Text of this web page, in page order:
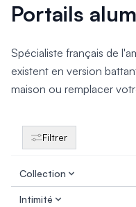
Produits > Portails >
Produits > Portails >
Produits > Portails >
Produits > Portillons
Produits > Portillons
Produits > Portillons >
Produits > Portillons
Produits > Portillons >
Produits > Clôtures >
Portails
Spécialiste français de
existent en version
maison ou remplacer
Filtrer
Collection
Intimité